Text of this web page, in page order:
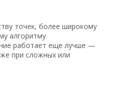
точек, более широкому
алгоритму
работает еще лучше —
при сложных или